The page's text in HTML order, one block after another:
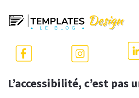
L’accessibilité, c’est pas